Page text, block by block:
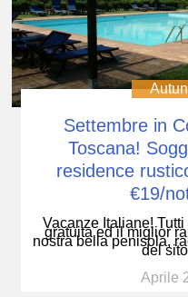
Settembre in
Toscana!
residence
€19/
Vacanze Italiane!
gratuita ed il miglior
nostra bella penisola,
del
Aprile